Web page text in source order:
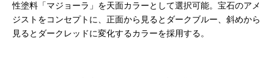
性塗料「マジョーラ」を天面カラーとして選択可能。宝石のアメ
ジストをコンセプトに、正面から見るとダークブルー、斜めから
見るとダークレッドに変化するカラーを採用する。